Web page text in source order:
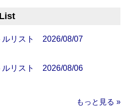
ルリスト 2026/08/07
ルリスト 2026/08/06
もっと見る »